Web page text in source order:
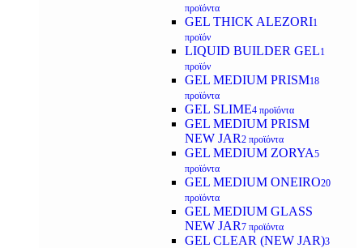
προϊόντα
GEL THICK ALEZORI1
προϊόν
LIQUID BUILDER GEL1
προϊόν
GEL MEDIUM PRISM18
προϊόντα
GEL SLIME4 προϊόντα
GEL MEDIUM PRISM
NEW JAR2 προϊόντα
GEL MEDIUM ZORYA5
προϊόντα
GEL MEDIUM ONEIRO20
προϊόντα
GEL MEDIUM GLASS
NEW JAR7 προϊόντα
GEL CLEAR (NEW JAR)3